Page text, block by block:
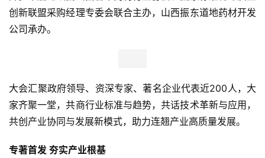
创新联盟采购经理专委会联合主办，山西振东道地药材开发
公司承办。
大会汇聚政府领导、资深专家、著名企业代表近200人，大
家齐聚一堂，共商行业标准与趋势，共话技术革新与应用，
共创产业协同与发展新模式，助力连翘产业高质量发展。
专著首发 夯实产业根基